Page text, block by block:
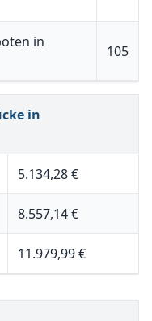
in
105
in
5.134,28 €
8.557,14 €
11.979,99 €